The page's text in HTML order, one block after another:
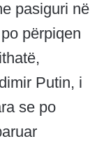
pasiguri në
përpiqen
Putin, i
se po